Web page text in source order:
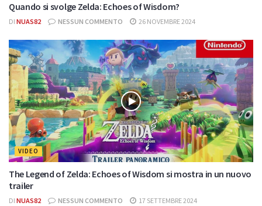
Quando si svolge Zelda: Echoes of Wisdom?
DI NUAS82 NESSUN COMMENTO 26 NOVEMBRE 2024
VIDEO
The Legend of Zelda: Echoes of Wisdom si mostra in un nuovo
trailer
DI NUAS82 NESSUN COMMENTO 17 SETTEMBRE 2024